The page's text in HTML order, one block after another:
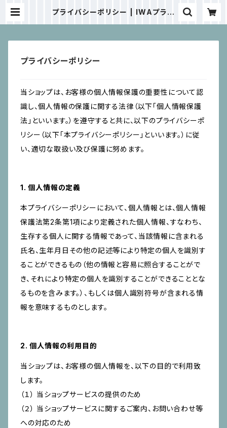
プライバシーポリシー | IWAプラン
プライバシーポリシー
当ショップは、お客様の個人情報保護の重要性について認
識し、個人情報の保護に関する法律（以下「個人情報保護
法」といいます。）を遵守すると共に、以下のプライバシーポ
リシー（以下「本プライバシーポリシー」といいます。）に従
い、適切な取扱い及び保護に努めます。
1. 個人情報の定義
本プライバシーポリシーにおいて、個人情報とは、個人情報
保護法第2条第1項により定義された個人情報、すなわち、
生存する個人に関する情報であって、当該情報に含まれる
氏名、生年月日その他の記述等により特定の個人を識別す
ることができるもの（他の情報と容易に照合することがで
き、それにより特定の個人を識別することができることとな
るものを含みます。）、もしくは個人識別符号が含まれる情
報を意味するものとします。
2. 個人情報の利用目的
当ショップは、お客様の個人情報を、以下の目的で利用致
します。
（１） 当ショップサービスの提供のため
（２） 当ショップサービスに関するご案内、お問い合わせ等
への対応のため